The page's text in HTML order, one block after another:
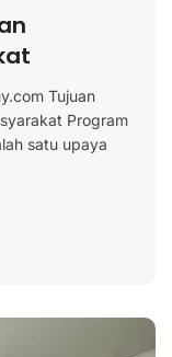
Tujuan
Program
satu upaya